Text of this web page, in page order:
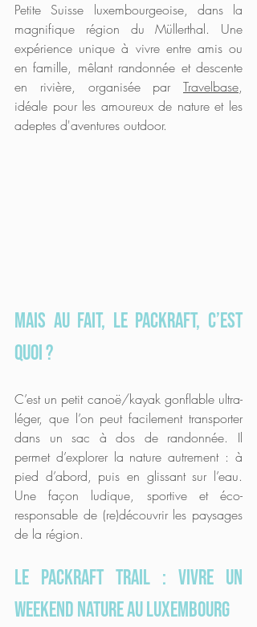
Petite Suisse luxembourgeoise, dans la
magnifique région du Müllerthal. Une
expérience unique à vivre entre amis ou
en famille, mêlant randonnée et descente
en rivière, organisée par Travelbase,
idéale pour les amoureux de nature et les
adeptes d'aventures outdoor.
Mais au fait, le packraft, c’est
quoi ?
C’est un petit canoë/kayak gonflable ultra-
léger, que l’on peut facilement transporter
dans un sac à dos de randonnée. Il
permet d’explorer la nature autrement : à
pied d’abord, puis en glissant sur l’eau.
Une façon ludique, sportive et éco-
responsable de (re)découvrir les paysages
de la région.
LE Packraft Trail : vivre un
weekend nature au Luxembourg